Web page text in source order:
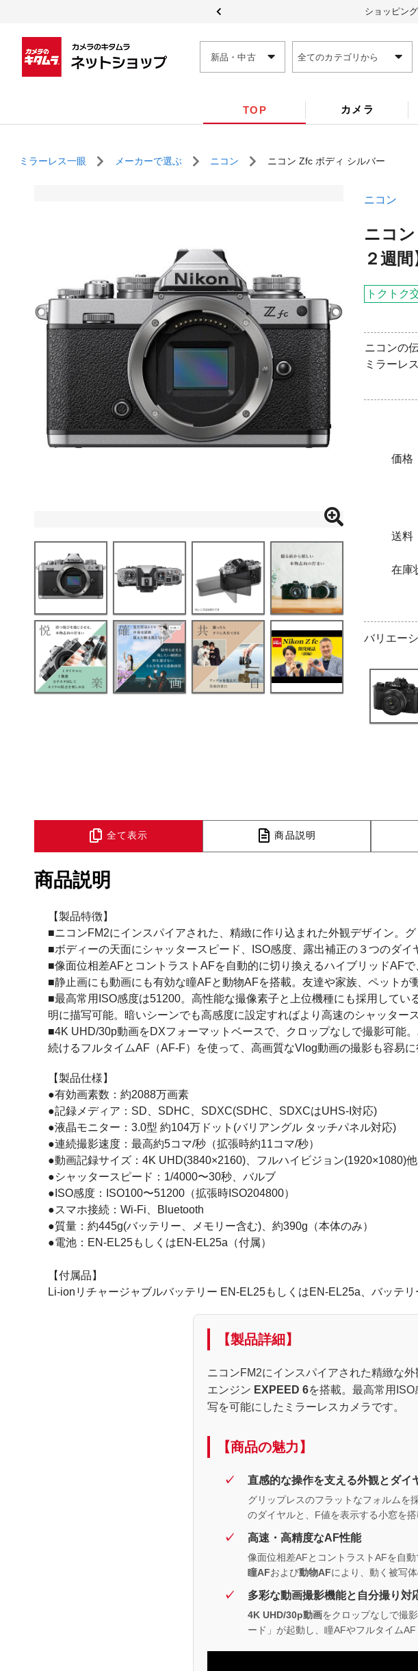
ショッピン
新品・中古 全てのカテゴリから
TOP カメラ
ミラーレス一眼 メーカーで選ぶ ニコン ニコン Zfc ボディ シルバー
ニコン
ニコ
２週間
トクトク
ニコンの
ミラーレ
価格
送料
在庫
バリエー
全て表示 商品説明
商品説明
【製品特徴】
■ニコンFM2にインスパイアされた、精緻に作り込まれた外観デザイン。
■ボディーの天面にシャッタースピード、ISO感度、露出補正の３つのダ
■像面位相差AFとコントラストAFを自動的に切り換えるハイブリッドAF
■静止画にも動画にも有効な瞳AFと動物AFを搭載。友達や家族、ペット
■最高常用ISO感度は51200。高性能な撮像素子と上位機種にも採用して
明に描写可能。暗いシーンでも高感度に設定すればより高速のシャッタ
■4K UHD/30p動画をDXフォーマットベースで、クロップなしで撮影可能
続けるフルタイムAF（AF-F）を使って、高画質なVlog動画の撮影も容易に
【製品仕様】
●有効画素数：約2088万画素
●記録メディア：SD、SDHC、SDXC(SDHC、SDXCはUHS-I対応)
●液晶モニター：3.0型 約104万ドット(バリアングル タッチパネル対応)
●連続撮影速度：最高約5コマ/秒（拡張時約11コマ/秒）
●動画記録サイズ：4K UHD(3840×2160)、フルハイビジョン(1920×1080)他
●シャッタースピード：1/4000〜30秒、バルブ
●ISO感度：ISO100〜51200（拡張時ISO204800）
●スマホ接続：Wi-Fi、Bluetooth
●質量：約445g(バッテリー、メモリー含む)、約390g（本体のみ）
●電池：EN-EL25もしくはEN-EL25a（付属）
【付属品】
Li-ionリチャージャブルバッテリー EN-EL25もしくはEN-EL25a、バッテ
【製品詳細】
ニコンFM2にインスパイアされた精緻な外
エンジン EXPEED 6を搭載。最高常用
写を可能にしたミラーレスカメラです。
【商品の魅力】
直感的な操作を支える外観とダイ
グリップレスのフラットなフォルムを
のダイヤルと、F値を表示する小窓を
高速・高精度なAF性能
像面位相差AFとコントラストAFを自動
瞳AFおよび動物AFにより、動く被写
多彩な動画撮影機能と自分撮り対
4K UHD/30p動画をクロップなしで撮影
ード」が起動し、瞳AFやフルタイム